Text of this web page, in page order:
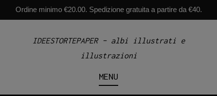
Ordine minimo €20.00. Spedizione gratuita a partire da €40.
IDEESTORTEPAPER – albi illustrati e
illustrazioni
MENU